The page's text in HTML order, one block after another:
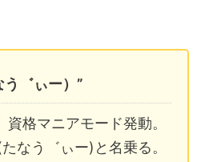
う゛ぃー）”
格マニアモード発動。
なう゛ぃー)と名乗る。